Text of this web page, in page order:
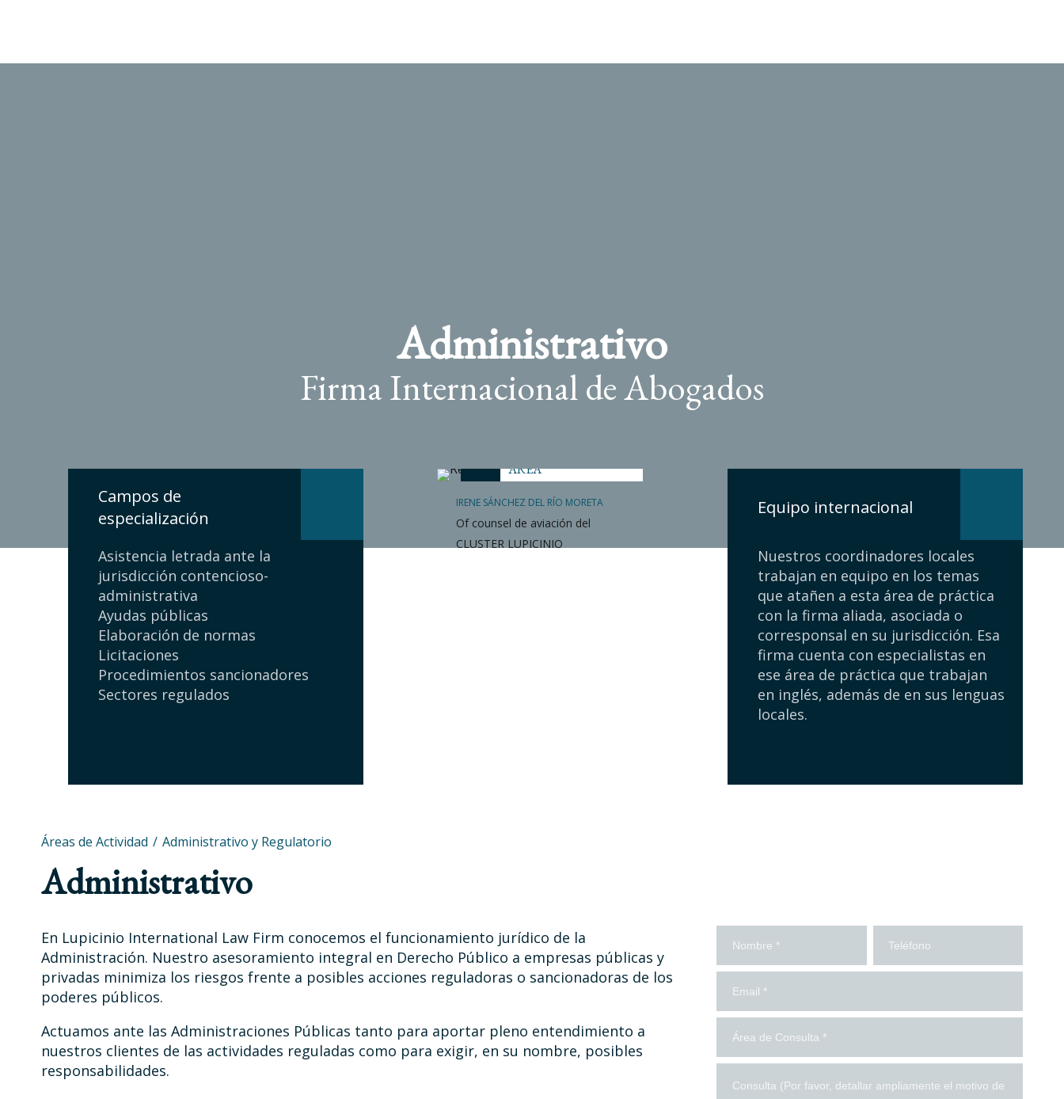
Administrativo
Firma Internacional de Abogados
Campos de
especialización
Asistencia letrada ante la
jurisdicción contencioso-
administrativa
Ayudas públicas
Elaboración de normas
Licitaciones
Procedimientos sancionadores
Sectores regulados
AREA
IRENE SÁNCHEZ DEL RÍO MORETA
Of counsel de aviación del
CLUSTER LUPICINIO
Equipo internacional
Nuestros coordinadores locales
trabajan en equipo en los temas
que atañen a esta área de práctica
con la firma aliada, asociada o
corresponsal en su jurisdicción. Esa
firma cuenta con especialistas en
ese área de práctica que trabajan
en inglés, además de en sus lenguas
locales.
Áreas de Actividad Administrativo y Regulatorio
Administrativo
En Lupicinio International Law Firm conocemos el funcionamiento jurídico de la
Administración. Nuestro asesoramiento integral en Derecho Público a empresas públicas y
privadas minimiza los riesgos frente a posibles acciones reguladoras o sancionadoras de los
poderes públicos.
Actuamos ante las Administraciones Públicas tanto para aportar pleno entendimiento a
nuestros clientes de las actividades reguladas como para exigir, en su nombre, posibles
responsabilidades.